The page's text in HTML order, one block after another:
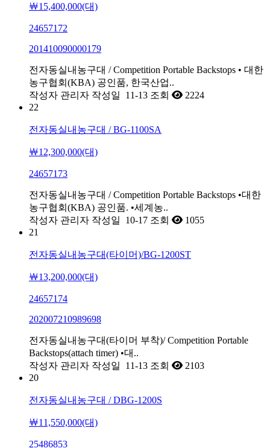
￦15,400,000(대)
24657172
201410090000179
전자동실내농구대 / Competition Portable Backstops • 대한
농구협회(KBA) 공인품, 한국산업..
작성자 관리자 작성일 11-13 조회
2224
22
전자동실내농구대 / BG-1100SA
￦12,300,000(대)
24657173
전자동실내농구대 / Competition Portable Backstops •대한
농구협회(KBA) 공인품. •세계농..
작성자 관리자 작성일 10-17 조회
1055
21
전자동실내농구대(타이머)/BG-1200ST
￦13,200,000(대)
24657174
202007210989698
전자동실내농구대(타이머 부착)/ Competition Portable
Backstops(attach timer) •대..
작성자 관리자 작성일 11-13 조회
2103
20
전자동실내농구대 / DBG-1200S
￦11,550,000(대)
25486853